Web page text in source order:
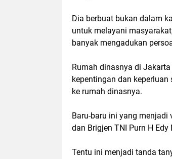
Dia berbuat bukan dalam
untuk melayani
banyak mengadukan
Rumah dinasnya di
kepentingan dan
ke rumah dinasnya.
Baru-baru ini yang menjadi
dan Brigjen TNI Purn H
Tentu ini menjadi tanda